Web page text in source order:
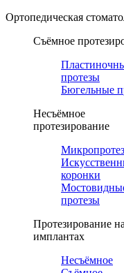
Ортопедическая
Съёмное
протезы
Бюгельные
Несъёмное
протезирование
коронки
протезы
Протезирование на
имплантах
Несъёмное